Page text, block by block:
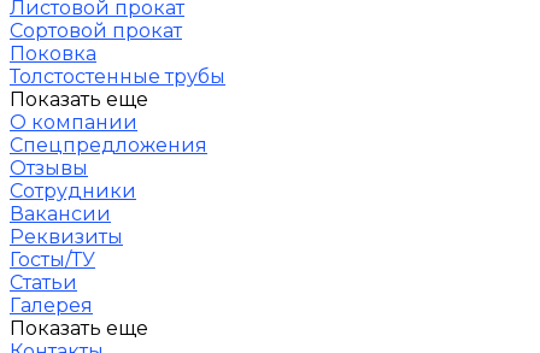
Листовой прокат
Сортовой прокат
Поковка
Толстостенные трубы
Показать еще
О компании
Спецпредложения
Отзывы
Сотрудники
Вакансии
Реквизиты
Госты/ТУ
Статьи
Галерея
Показать еще